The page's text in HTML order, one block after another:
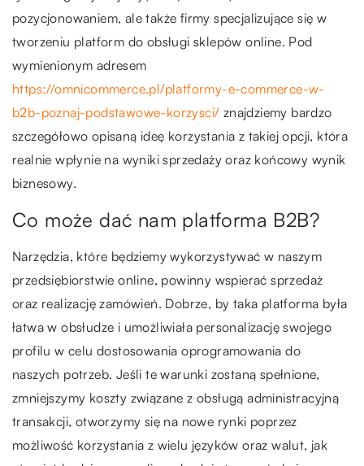
pozycjonowaniem, ale także firmy specjalizujące się w
tworzeniu platform do obsługi sklepów online. Pod
wymienionym adresem
https://omnicommerce.pl/platformy-e-commerce-w-
b2b-poznaj-podstawowe-korzysci/ znajdziemy bardzo
szczegółowo opisaną ideę korzystania z takiej opcji, która
realnie wpłynie na wyniki sprzedaży oraz końcowy wynik
biznesowy.
Co może dać nam platforma B2B?
Narzędzia, które będziemy wykorzystywać w naszym
przedsiębiorstwie online, powinny wspierać sprzedaż
oraz realizację zamówień. Dobrze, by taka platforma była
łatwa w obsłudze i umożliwiała personalizację swojego
profilu w celu dostosowania oprogramowania do
naszych potrzeb. Jeśli te warunki zostaną spełnione,
zmniejszymy koszty związane z obsługą administracyjną
transakcji, otworzymy się na nowe rynki poprzez
możliwość korzystania z wielu języków oraz walut, jak